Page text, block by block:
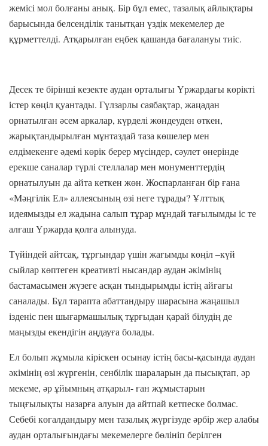
жемісі мол болғаны анық. Бір бұл емес, тазалық айлықтары
барысында белсенділік танытқан үздік мекемелер де
құрметтелді. Атқарылған еңбек қашанда бағалануы тиіс.
Десек те бірінші кезекте аудан орталығы Үржардағы көрікті
істер көңіл қуантады. Гүлзарлы саябақтар, жаңадан
орнатылған әсем аркалар, күрделі жөндеуден өткен,
жарықтандырылған мұнтаздай таза көшелер мен
елдімекенге әдемі көрік берер мүсіндер, сәулет өнерінде
ерекше саналар түрлі стеллалар мен монументтердің
орнатылуын да айта кеткен жөн. Жоспарланған бір ғана
«Мәңгілік Ел» аллеясының өзі неге тұрады? Ұлттық
идеямызды ел жадына салып тұрар мұндай тағылымды іс те
алғаш Үржарда қолға алынуда.
Түйіндей айтсақ, тұрғындар үшін жағымды көңіл –күй
сыйлар көптеген креативті нысандар аудан әкімінің
бастамасымен жүзеге асқан тындырымды істің айғағы
саналады. Бұл тарапта абаттандыру шарасына жаңашыл
ізденіс пен шығармашылық тұрғыдан қарай білудің де
маңызды екендігін аңдауға болады.
Ел болып жұмыла кіріскен осынау істің басы-қасында аудан
әкімінің өзі жүргенін, сенбілік шараларын да пысықтап, әр
мекеме, әр ұйымның атқарыл- ған жұмыстарын
тыңғылықты назарға алуын да айтпай кетпеске болмас.
Себебі көгалдандыру мен тазалық жүргізуде әрбір жер алабы
аудан орталығындағы мекемелерге бөлініп берілген